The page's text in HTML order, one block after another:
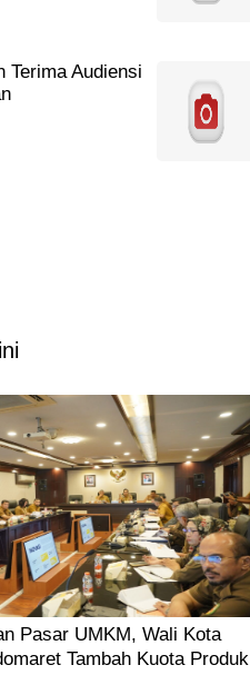
Terima Audiensi
Pasar UMKM, Wali Kota
Tambah Kuota Produk